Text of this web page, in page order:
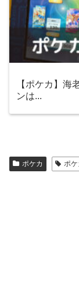
【ポケカ】海
ンは...
ポケカ ポケ